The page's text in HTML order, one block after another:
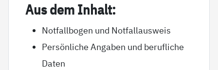
Aus dem In­halt:
Notfallbogen und Notfallausweis
Persönliche Angaben und berufliche
Daten